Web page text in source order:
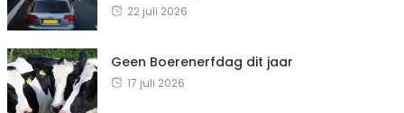
22 juli 2026
Geen Boerenerfdag dit jaar
17 juli 2026